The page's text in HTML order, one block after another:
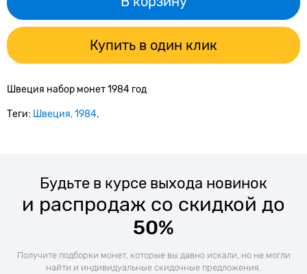
Купить в один клик
Швеция набор монет 1984 год
Теги: Швеция 1984
Будьте в курсе выхода новинок
и распродаж со скидкой до
50%
Получите подборки монет, которые вы давно искали, но не могли
найти и индивидуальные скидочные предложения.